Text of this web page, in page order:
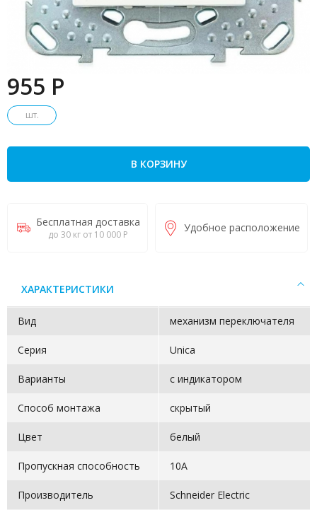
955 P
шт.
В КОРЗИНУ
Бесплатная доставка
до 30 кг от 10 000 Р
Удобное расположение
ХАРАКТЕРИСТИКИ
Вид механизм переключателя
Серия Unica
Варианты с индикатором
Способ монтажа скрытый
Цвет белый
Пропускная способность 10А
Производитель Schneider Electric